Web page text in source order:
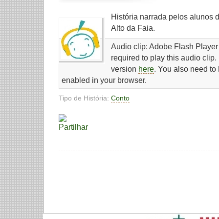
História narrada pelos alunos
Alto da Faia.
Audio clip: Adobe Flash
required to play this audio
version here. You also need
enabled in your browser.
Tipo de História: Conto